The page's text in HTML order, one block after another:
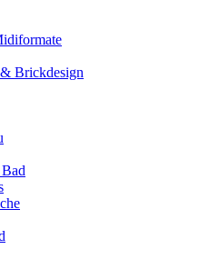
Brickdesign